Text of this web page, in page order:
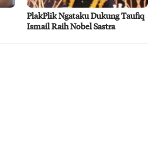
PlakPlik Ngataku Dukung Taufiq
Ismail Raih Nobel Sastra